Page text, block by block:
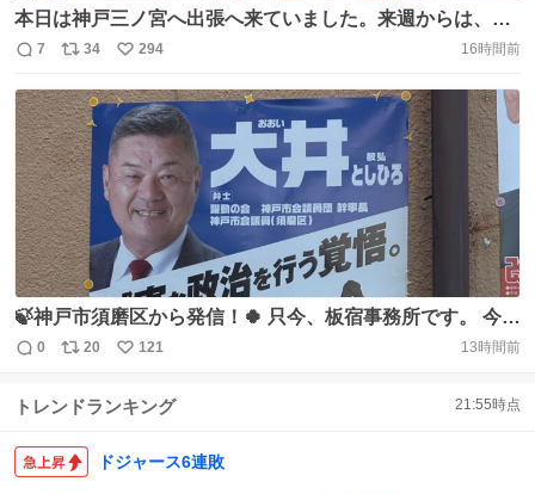
本日は神戸三ノ宮へ出張へ来ていました。来週からは、ア
フター万博イベントに参加して三ノ宮で出店がありますよ
https://t.co/2U1PlhC6M9 https://t.co/YMuACL36pd
返
信
数
7
リ
ポ
ス
ト
数
34
い
い
ね
数
294 16時間前
🍃神戸市須磨区から発信！🍀 只今、板宿事務所です。 今日
も午後から、ポスター掲示のお願いで須磨区内を駆け巡っ
しまうような暑さですね。 そんな中、本日もポスター掲示
た。 https://t.co/83fQSFdTVL
返
数
0
リ
ス
数
20
い
ね
121 13時間前
トレンドランキング 21:55時点
ドジャース6連敗